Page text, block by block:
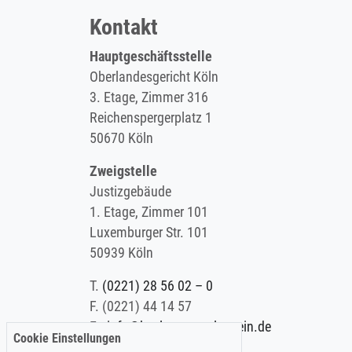
Kontakt
Hauptgeschäftsstelle
Oberlandesgericht Köln
3. Etage, Zimmer 316
Reichenspergerplatz 1
50670 Köln
Zweigstelle
Justizgebäude
1. Etage, Zimmer 101
Luxemburger Str. 101
50939 Köln
T. (0221) 28 56 02 – 0
F. (0221) 44 14 57
E.info@koelner-anwaltverein.de
Cookie Einstellungen